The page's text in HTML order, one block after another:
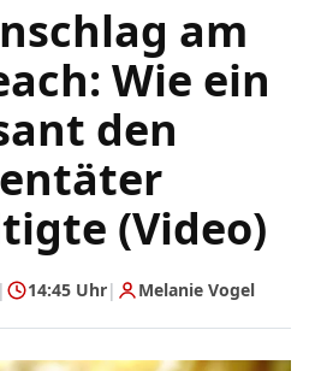
am
Wie ein
den
(Video)
| 14:45 Uhr| Melanie Vogel